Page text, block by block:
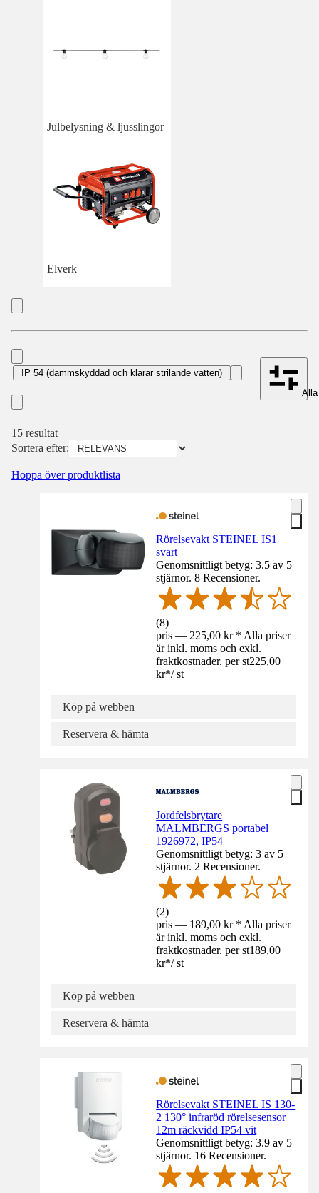
Julbelysning & ljusslingor
Elverk
IP 54 (dammskyddad och klarar strilande vatten)
15 resultat
Sortera efter:
Hoppa över produktlista
Rörelsevakt STEINEL IS1
svart
Genomsnittligt betyg: 3.5 av 5
stjärnor. 8 Recensioner.
(8)
pris — 225,00 kr * Alla priser
är inkl. moms och exkl.
fraktkostnader. per st225,00
kr*/ st
Köp på webben
Reservera & hämta
Jordfelsbrytare
MALMBERGS portabel
1926972, IP54
Genomsnittligt betyg: 3 av 5
stjärnor. 2 Recensioner.
(2)
pris — 189,00 kr * Alla priser
är inkl. moms och exkl.
fraktkostnader. per st189,00
kr*/ st
Köp på webben
Reservera & hämta
Rörelsevakt STEINEL IS 130-
2 130° infraröd rörelsesensor
12m räckvidd IP54 vit
Genomsnittligt betyg: 3.9 av 5
stjärnor. 16 Recensioner.